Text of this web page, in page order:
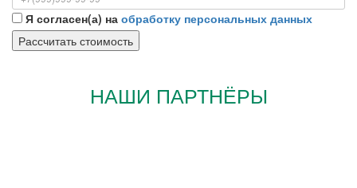
Я согласен(а) на обработку персональных данных
НАШИ ПАРТНЁРЫ